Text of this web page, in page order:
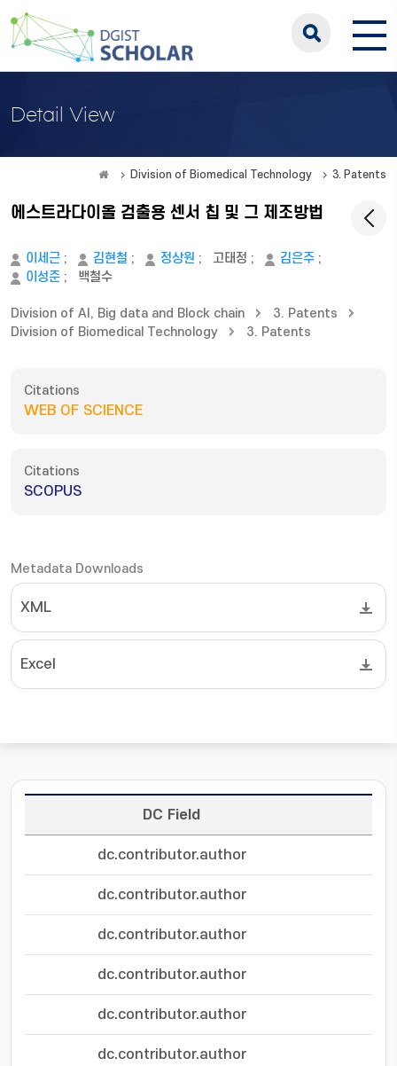
Detail View
Division of Biomedical Technology 3. Patents
에스트라다이올 검출용 센서 칩 및 그 제조방법
이세근 ; 김현철 ; 정상원 ; 고태정 ; 김은주 ;
이성준 ; 백철수
Division of AI, Big data and Block chain
3. Patents
Division of Biomedical Technology
3. Patents
Citations
WEB OF SCIENCE
Citations
SCOPUS
Metadata Downloads
XML
Excel
DC Field
dc.contributor.author
dc.contributor.author
dc.contributor.author
dc.contributor.author
dc.contributor.author
dc.contributor.author